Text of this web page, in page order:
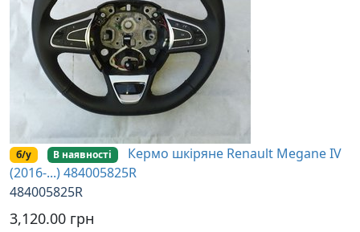
б/у В наявності
Кермо шкіряне Renault Megane IV
(2016-...) 484005825R
484005825R
3,120.00 грн